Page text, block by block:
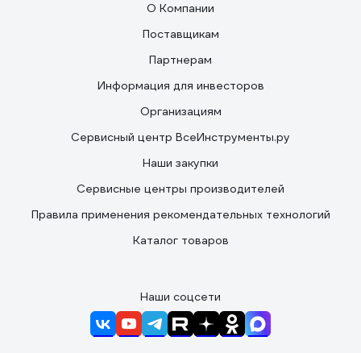
О Компании
Поставщикам
Партнерам
Информация для инвесторов
Организациям
Сервисный центр ВсеИнструменты.ру
Наши закупки
Сервисные центры производителей
Правила применения рекомендательных технологий
Каталог товаров
Наши соцсети